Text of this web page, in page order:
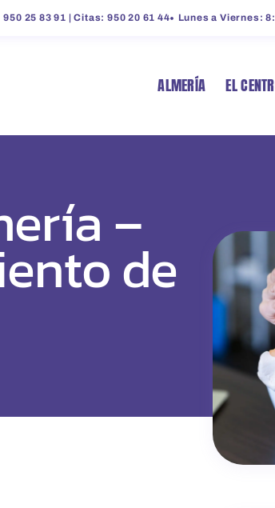
950 25 83 91 | Citas: 950 20 61 44 Lunes a Viernes:
ALMERÍA EL
–
de